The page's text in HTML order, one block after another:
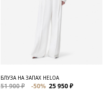
БЛУЗА НА ЗАПАХ HELOA
51 900 ₽ -50% 25 950 ₽